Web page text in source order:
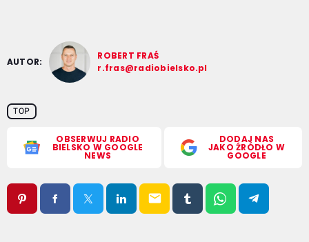
AUTOR:
ROBERT FRAŚ
r.fras@radiobielsko.pl
TOP
OBSERWUJ RADIO
BIELSKO W GOOGLE
NEWS
DODAJ NAS
JAKO ŹRÓDŁO W
GOOGLE
email